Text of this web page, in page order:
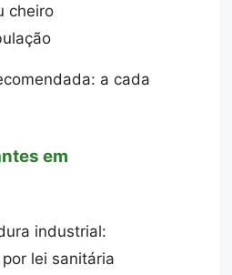
cheiro
a cada
em
industrial:
lei sanitária